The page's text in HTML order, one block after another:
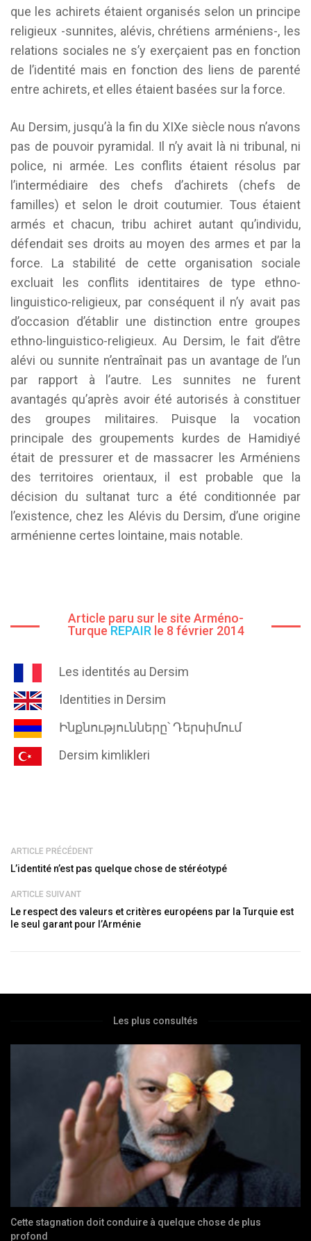
que les achirets étaient organisés selon un principe
religieux -sunnites, alévis, chrétiens arméniens-, les
relations sociales ne s’y exerçaient pas en fonction
de l’identité mais en fonction des liens de parenté
entre achirets, et elles étaient basées sur la force.
Au Dersim, jusqu’à la fin du XIXe siècle nous n’avons
pas de pouvoir pyramidal. Il n’y avait là ni tribunal, ni
police, ni armée. Les conflits étaient résolus par
l’intermédiaire des chefs d’achirets (chefs de
familles) et selon le droit coutumier. Tous étaient
armés et chacun, tribu achiret autant qu’individu,
défendait ses droits au moyen des armes et par la
force. La stabilité de cette organisation sociale
excluait les conflits identitaires de type ethno-
linguistico-religieux, par conséquent il n’y avait pas
d’occasion d’établir une distinction entre groupes
ethno-linguistico-religieux. Au Dersim, le fait d’être
alévi ou sunnite n’entraînait pas un avantage de l’un
par rapport à l’autre. Les sunnites ne furent
avantagés qu’après avoir été autorisés à constituer
des groupes militaires. Puisque la vocation
principale des groupements kurdes de Hamidiyé
était de pressurer et de massacrer les Arméniens
des territoires orientaux, il est probable que la
décision du sultanat turc a été conditionnée par
l’existence, chez les Alévis du Dersim, d’une origine
arménienne certes lointaine, mais notable.
Article paru sur le site Arméno-
Turque REPAIR le 8 février 2014
Les identités au Dersim
Identities in Dersim
Ինքնությունները՝ Դերսիմում
Dersim kimlikleri
ARTICLE PRÉCÉDENT
L’identité n’est pas quelque chose de stéréotypé
ARTICLE SUIVANT
Le respect des valeurs et critères européens par la Turquie est
le seul garant pour l’Arménie
Les plus consultés
1915, Le peuple turc doit regarder la vérité en face
SOCIÉTÉ